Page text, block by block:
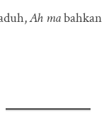
Ah mabahkan